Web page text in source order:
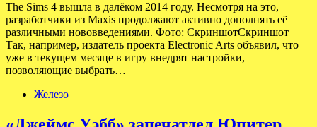
The Sims 4 вышла в далёком 2014 году. Несмотря на это,
разработчики из Maxis продолжают активно дополнять её
различными нововведениями. Фото: СкриншотСкриншот
Так, например, издатель проекта Electronic Arts объявил, что
уже в текущем месяце в игру внедрят настройки,
позволяющие выбрать…
Железо